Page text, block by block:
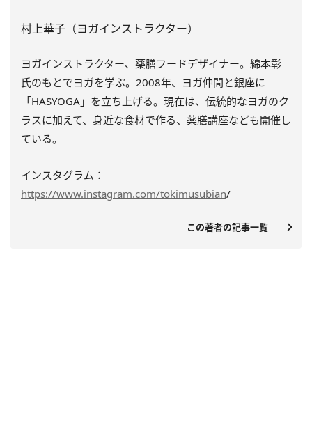
村上華子（ヨガインストラクター）
ヨガインストラクター、薬膳フードデザイナー。綿本彰
氏のもとでヨガを学ぶ。2008年、ヨガ仲間と銀座に
「HASYOGA」を立ち上げる。現在は、伝統的なヨガのク
ラスに加えて、身近な食材で作る、薬膳講座なども開催し
ている。
インスタグラム：
https://www.instagram.com/tokimusubian/
この著者の記事一覧